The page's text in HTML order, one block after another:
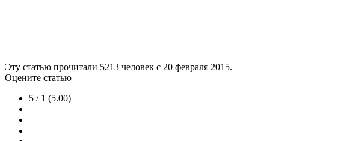
Эту статью прочитали 5213 человек с 20 февраля 2015.
Оцените статью
5 / 1 (5.00)